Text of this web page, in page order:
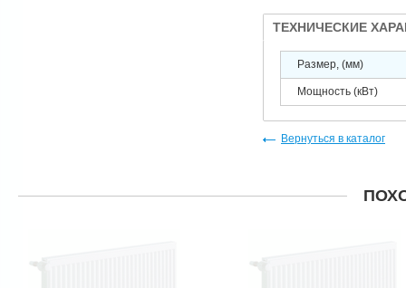
ТЕХНИЧЕСКИЕ
Размер, (мм)
Мощность (кВт)
Вернуться в каталог